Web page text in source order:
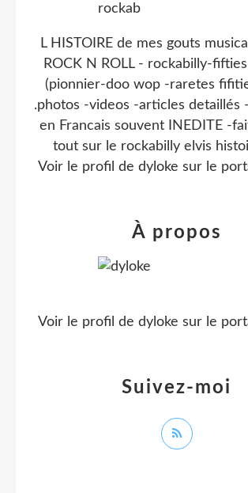
L HISTOIRE de mes gouts
ROCK N ROLL - rockabilly-
(pionnier-doo wop -raretes
.photos -videos -articles detaillés
en Francais souvent INEDITE -
tout sur le rockabilly elvis
Voir le profil de dyloke sur le
Suivez-moi
À propos
Voir le profil de dyloke sur le